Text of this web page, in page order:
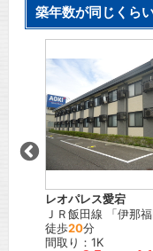
築年数が同じくら
レオパレス愛宕
ＪＲ飯田線 「伊那
徒歩20分
間取り：1K